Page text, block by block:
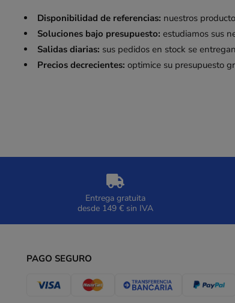
Disponibilidad de referencias: nuestros
Soluciones bajo presupuesto: estudiamos sus
Salidas diarias: sus pedidos en stock se
Precios decrecientes: optimice su presupuesto
Entrega gratuita
desde 149 € sin IVA
PAGO SEGURO